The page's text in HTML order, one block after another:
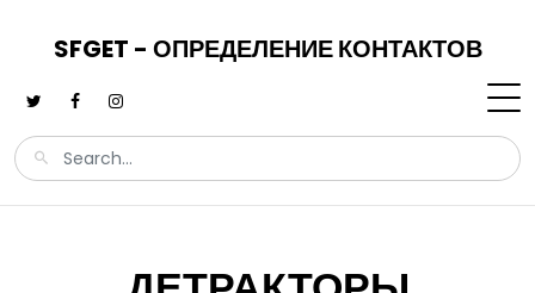
SFGET - ОПРЕДЕЛЕНИЕ КОНТАКТОВ